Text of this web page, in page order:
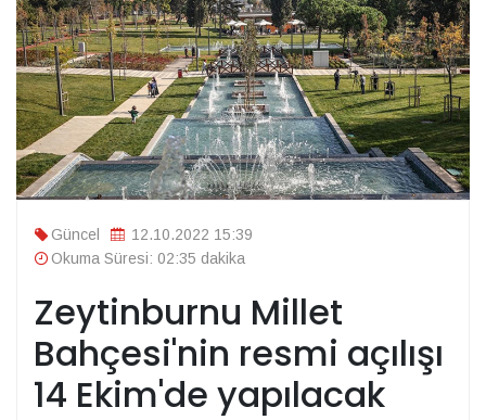
Güncel
12.10.2022 15:39
Okuma Süresi: 02:35 dakika
Zeytinburnu Millet
Bahçesi'nin resmi açılışı
14 Ekim'de yapılacak